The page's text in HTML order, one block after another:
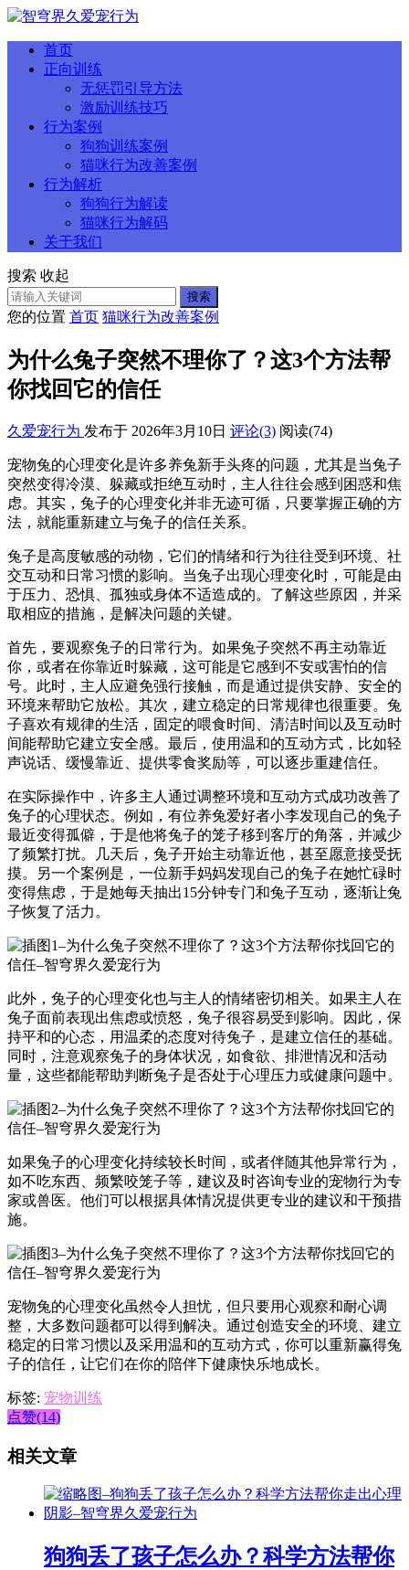
首页
正向训练
无惩罚引导方法
激励训练技巧
行为案例
狗狗训练案例
猫咪行为改善案例
行为解析
狗狗行为解读
猫咪行为解码
关于我们
搜索 收起
搜索
您的位置 首页 猫咪行为改善案例
为什么兔子突然不理你了？这3个方法帮
你找回它的信任
久爱宠行为 发布于 2026年3月10日 评论(3) 阅读(74)
宠物兔的心理变化是许多养兔新手头疼的问题，尤其是当兔子
突然变得冷漠、躲藏或拒绝互动时，主人往往会感到困惑和焦
虑。其实，兔子的心理变化并非无迹可循，只要掌握正确的方
法，就能重新建立与兔子的信任关系。
兔子是高度敏感的动物，它们的情绪和行为往往受到环境、社
交互动和日常习惯的影响。当兔子出现心理变化时，可能是由
于压力、恐惧、孤独或身体不适造成的。了解这些原因，并采
取相应的措施，是解决问题的关键。
首先，要观察兔子的日常行为。如果兔子突然不再主动靠近
你，或者在你靠近时躲藏，这可能是它感到不安或害怕的信
号。此时，主人应避免强行接触，而是通过提供安静、安全的
环境来帮助它放松。其次，建立稳定的日常规律也很重要。兔
子喜欢有规律的生活，固定的喂食时间、清洁时间以及互动时
间能帮助它建立安全感。最后，使用温和的互动方式，比如轻
声说话、缓慢靠近、提供零食奖励等，可以逐步重建信任。
在实际操作中，许多主人通过调整环境和互动方式成功改善了
兔子的心理状态。例如，有位养兔爱好者小李发现自己的兔子
最近变得孤僻，于是他将兔子的笼子移到客厅的角落，并减少
了频繁打扰。几天后，兔子开始主动靠近他，甚至愿意接受抚
摸。另一个案例是，一位新手妈妈发现自己的兔子在她忙碌时
变得焦虑，于是她每天抽出15分钟专门和兔子互动，逐渐让兔
子恢复了活力。
此外，兔子的心理变化也与主人的情绪密切相关。如果主人在
兔子面前表现出焦虑或愤怒，兔子很容易受到影响。因此，保
持平和的心态，用温柔的态度对待兔子，是建立信任的基础。
同时，注意观察兔子的身体状况，如食欲、排泄情况和活动
量，这些都能帮助判断兔子是否处于心理压力或健康问题中。
如果兔子的心理变化持续较长时间，或者伴随其他异常行为，
如不吃东西、频繁咬笼子等，建议及时咨询专业的宠物行为专
家或兽医。他们可以根据具体情况提供更专业的建议和干预措
施。
宠物兔的心理变化虽然令人担忧，但只要用心观察和耐心调
整，大多数问题都可以得到解决。通过创造安全的环境、建立
稳定的日常习惯以及采用温和的互动方式，你可以重新赢得兔
子的信任，让它们在你的陪伴下健康快乐地成长。
标签: 宠物训练
点赞(14)
相关文章
狗狗丢了孩子怎么办？科学方法帮你